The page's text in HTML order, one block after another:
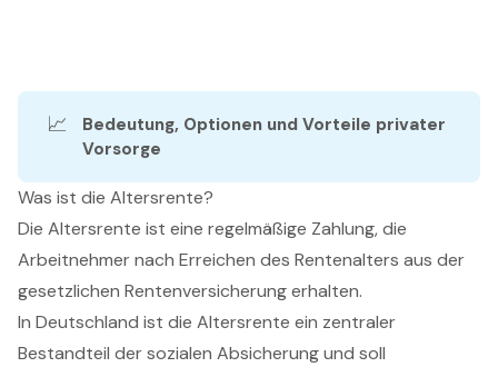
📈
Bedeutung, Optionen und Vorteile privater
Vorsorge
Was ist die Altersrente?
Die Altersrente ist eine regelmäßige Zahlung, die
Arbeitnehmer nach Erreichen des Rentenalters aus der
gesetzlichen Rentenversicherung erhalten.
In Deutschland ist die Altersrente ein zentraler
Bestandteil der sozialen Absicherung und soll